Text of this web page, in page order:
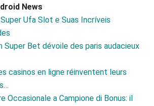
News
Ufa Slot e Suas Incríveis
Super Bet dévoile des paris audacieux
casinos en ligne réinventent leurs
Occasionale a Campione di Bonus: il